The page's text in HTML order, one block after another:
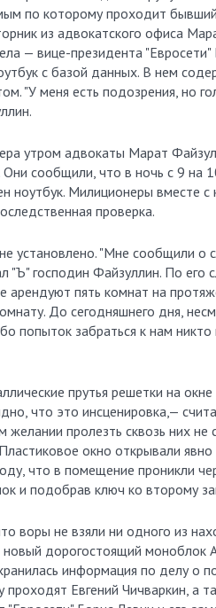
по которому проходит
из адвокатского офиса
— вице-президента
с базой данных. В нем
"У меня есть подозрения, но
утром адвокаты Марат
Они сообщили, что в ночь с 9 на
ноутбук. Милиционеры вместе
проверка.
установлено. "Мне сообщили о
"Ъ" господин Файзуллин. По
пять комнат на
До сегодняшнего дня,
попыток забраться к нам
прутья решетки на
что это инсценировка,—
желании пролезть сквозь них
окно открывали
что в помещение проникли
и подобрав ключ ко второму
воры не взяли ни одного из
дорогостоящий моноблок
информация по делу о
Евгений Чичваркин, а